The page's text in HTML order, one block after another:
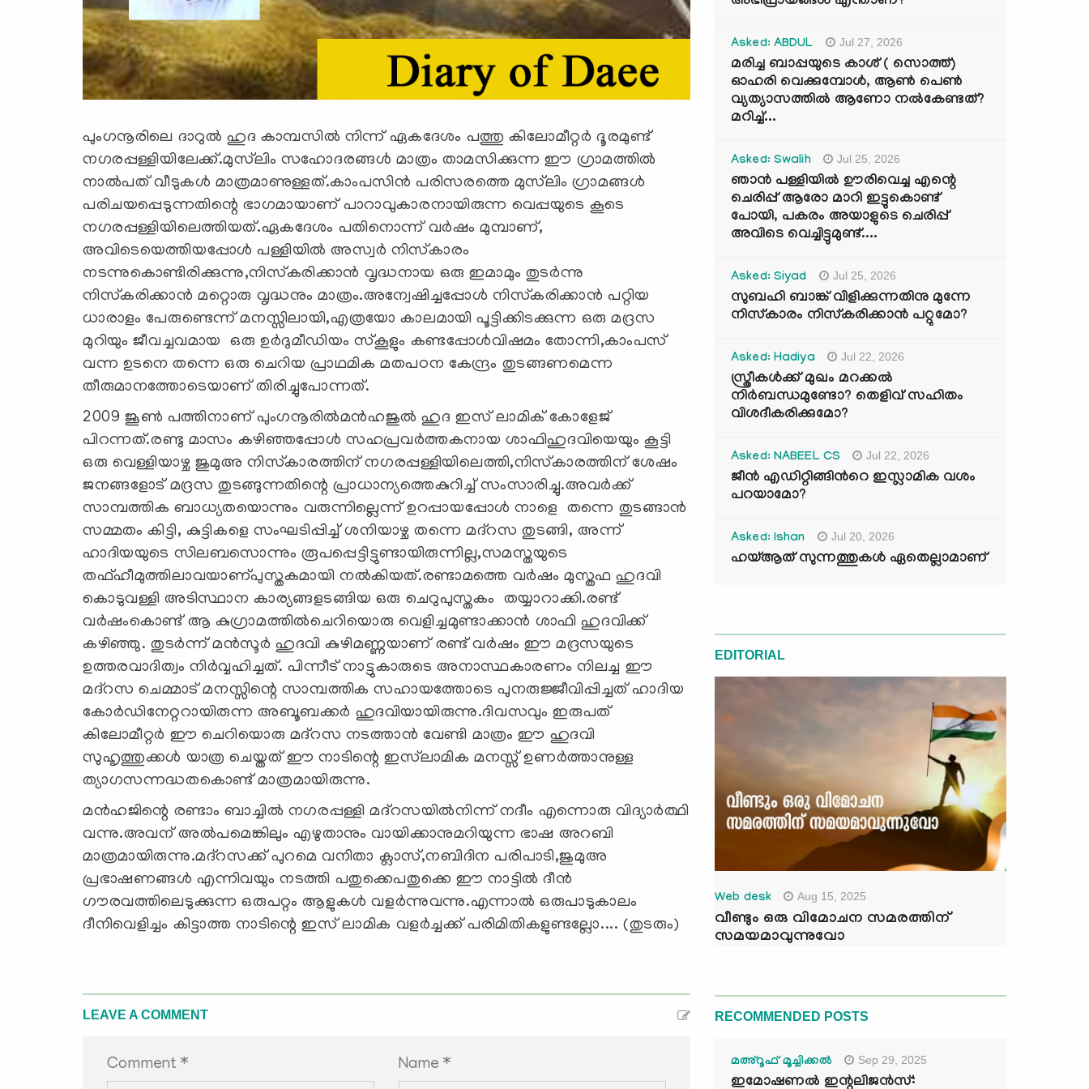
പുംഗനൂരിലെ ദാറുല്‍ ഹുദ കാമ്പസില്‍ നിന്ന് ഏകദേശം പത്തു കിലോമീറ്റര്‍ ദൂരമുണ്ട്
നഗരപ്പള്ളിയിലേക്ക്.മുസ്‌ലിം സഹോദരങ്ങള്‍ മാത്രം താമസിക്കുന്ന ഈ ഗ്രാമത്തില്‍
നാല്‍പത് വീടുകള്‍ മാത്രമാണുള്ളത്.കാംപസിന്‍ പരിസരത്തെ മുസ്‌ലിം ഗ്രാമങ്ങള്‍
പരിചയപ്പെടുന്നതിന്റെ ഭാഗമായാണ് പാറാവുകാരനായിരുന്ന വെപ്പയുടെ കൂടെ
നഗരപ്പള്ളിയിലെത്തിയത്.ഏകദേശം പതിനൊന്ന് വര്‍ഷം മുമ്പാണ്,
അവിടെയെത്തിയപ്പോള്‍ പള്ളിയില്‍ അസ്വര്‍ നിസ്‌കാരം
നടന്നുകൊണ്ടിരിക്കുന്നു,നിസ്‌കരിക്കാന്‍ വൃദ്ധനായ ഒരു ഇമാമും തുടര്‍ന്നു
നിസ്‌കരിക്കാന്‍ മറ്റൊരു വൃദ്ധനും മാത്രം.അന്വേഷിച്ചപ്പോള്‍ നിസ്‌കരിക്കാന്‍ പറ്റിയ
ധാരാളം പേരുണ്ടെന്ന് മനസ്സിലായി,എത്രയോ കാലമായി പൂട്ടിക്കിടക്കുന്ന ഒരു മദ്രസ
മുറിയും ജീവച്ചവമായ ഒരു ഉര്‍ദുമീഡിയം സ്‌കൂളും കണ്ടപ്പോള്‍വിഷമം തോന്നി,കാംപസ്
വന്ന ഉടനെ തന്നെ ഒരു ചെറിയ പ്രാഥമിക മതപഠന കേന്ദ്രം തുടങ്ങണമെന്ന
തീരുമാനത്തോടെയാണ് തിരിച്ചുപോന്നത്.
2009 ജൂണ്‍ പത്തിനാണ് പുംഗനൂരില്‍മന്‍ഹജുല്‍ ഹുദ ഇസ് ലാമിക് കോളേജ്
പിറന്നത്.രണ്ടു മാസം കഴിഞ്ഞപ്പോള്‍ സഹപ്രവര്‍ത്തകനായ ശാഫിഹുദവിയെയും കൂട്ടി
ഒരു വെള്ളിയാഴ്ച ജുമുഅ നിസ്‌കാരത്തിന് നഗരപ്പള്ളിയിലെത്തി,നിസ്‌കാരത്തിന് ശേഷം
ജനങ്ങളോട് മദ്രസ തുടങ്ങുന്നതിന്റെ പ്രാധാന്യത്തെകുറിച്ച് സംസാരിച്ചു.അവര്‍ക്ക്
സാമ്പത്തിക ബാധ്യതയൊന്നും വരുന്നില്ലെന്ന് ഉറപ്പായപ്പോള്‍ നാളെ തന്നെ തുടങ്ങാന്‍
സമ്മതം കിട്ടി, കുട്ടികളെ സംഘടിപ്പിച്ച് ശനിയാഴ്ച തന്നെ മദ്‌റസ തുടങ്ങി, അന്ന്
ഹാദിയയുടെ സിലബസൊന്നും രൂപപ്പെട്ടിട്ടുണ്ടായിരുന്നില്ല,സമസ്തയുടെ
തഫ്ഹീമുത്തിലാവയാണ്പുസ്തകമായി നല്‍കിയത്.രണ്ടാമത്തെ വര്‍ഷം മുസ്തഫ ഹുദവി
കൊടുവള്ളി അടിസ്ഥാന കാര്യങ്ങളടങ്ങിയ ഒരു ചെറുപുസ്തകം തയ്യാറാക്കി.രണ്ട്
വര്‍ഷംകൊണ്ട് ആ കുഗ്രാമത്തില്‍ചെറിയൊരു വെളിച്ചമുണ്ടാക്കാന്‍ ശാഫി ഹുദവിക്ക്
കഴിഞ്ഞു. തുടര്‍ന്ന് മന്‍സൂര്‍ ഹുദവി കുഴിമണ്ണയാണ് രണ്ട് വര്‍ഷം ഈ മദ്രസയുടെ
ഉത്തരവാദിത്വം നിര്‍വ്വഹിച്ചത്. പിന്നീട് നാട്ടുകാരുടെ അനാസ്ഥകാരണം നിലച്ച ഈ
മദ്‌റസ ചെമ്മാട് മനസ്സിന്റെ സാമ്പത്തിക സഹായത്തോടെ പുനരുജ്ജീവിപ്പിച്ചത് ഹാദിയ
കോര്‍ഡിനേറ്ററായിരുന്ന അബൂബക്കര്‍ ഹുദവിയായിരുന്നു.ദിവസവും ഇരുപത്
കിലോമീറ്റര്‍ ഈ ചെറിയൊരു മദ്‌റസ നടത്താന്‍ വേണ്ടി മാത്രം ഈ ഹുദവി
സുഹൃത്തുക്കള്‍ യാത്ര ചെയ്തത് ഈ നാടിന്റെ ഇസ്‌ലാമിക മനസ്സ് ഉണര്‍ത്താനുള്ള
ത്യാഗസന്നദ്ധതകൊണ്ട് മാത്രമായിരുന്നു.
മന്‍ഹജിന്റെ രണ്ടാം ബാച്ചില്‍ നഗരപ്പള്ളി മദ്‌റസയില്‍നിന്ന് നദീം എന്നൊരു വിദ്യാര്‍ത്ഥി
വന്നു.അവന് അല്‍പമെങ്കിലും എഴുതാനും വായിക്കാനുമറിയുന്ന ഭാഷ അറബി
മാത്രമായിരുന്നു.മദ്‌റസക്ക് പുറമെ വനിതാ ക്ലാസ്,നബിദിന പരിപാടി,ജുമുഅ
പ്രഭാഷണങ്ങള്‍ എന്നിവയും നടത്തി പതുക്കെപതുക്കെ ഈ നാട്ടില്‍ ദീന്‍
ഗൗരവത്തിലെടുക്കുന്ന ഒരുപറ്റം ആളുകള്‍ വളര്‍ന്നുവന്നു.എന്നാല്‍ ഒരുപാടുകാലം
ദീനിവെളിച്ചം കിട്ടാത്ത നാടിന്റെ ഇസ് ലാമിക വളര്‍ച്ചക്ക് പരിമിതികളുണ്ടല്ലോ.... (തുടരും)
LEAVE A COMMENT
Comment * Name *
Asked: ABDUL Jul 27, 2026
മരിച്ച ബാപ്പയുടെ കാശ് ( സൊത്ത്)
ഓഹരി വെക്കുമ്പോൾ, ആണ്‍ പെണ്‍
വ്യത്യാസത്തില്‍ ആണോ നല്‍കേണ്ടത്?
മറിച്ച്...
Asked: Swalih Jul 25, 2026
ഞാൻ പള്ളിയിൽ ഊരിവെച്ച എന്റെ
ചെരിപ്പ് ആരോ മാറി ഇട്ടുകൊണ്ട്
പോയി, പകരം അയാളുടെ ചെരിപ്പ്
അവിടെ വെച്ചിട്ടുമുണ്ട്....
Asked: Siyad Jul 25, 2026
സുബഹി ബാങ്ക് വിളിക്കുന്നതിനു മുന്നേ
നിസ്കാരം നിസ്കരിക്കാൻ പറ്റുമോ?
Asked: Hadiya Jul 22, 2026
സ്ത്രീകൾക്ക് മുഖം മറക്കൽ
നിർബന്ധമുണ്ടോ? തെളിവ് സഹിതം
വിശദീകരിക്കുമോ?
Asked: NABEEL CS Jul 22, 2026
ജീൻ എഡിറ്റിങ്ങിന്‍റെ ഇസ്ലാമിക വശം
പറയാമോ?
Asked: Ishan Jul 20, 2026
ഹയ്ആത് സുന്നത്തുകൾ ഏതെല്ലാമാണ്
EDITORIAL
Web desk Aug 15, 2025
വീണ്ടും ഒരു വിമോചന സമരത്തിന്
സമയമാവുന്നുവോ
RECOMMENDED POSTS
മഅ്റൂഫ് മൂച്ചിക്കല്‍ Sep 29, 2025
ഇമോഷണൽ ഇന്റലിജൻസ്: